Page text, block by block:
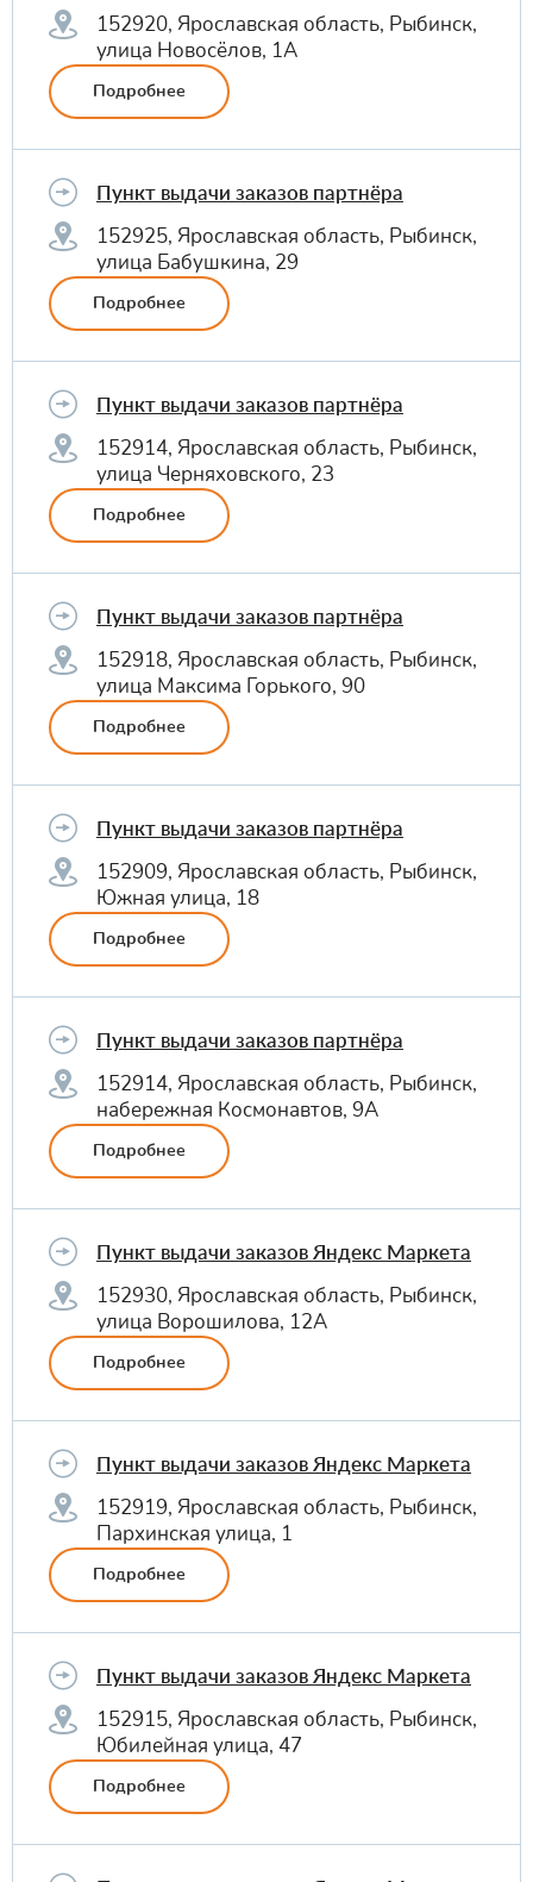
152920, Ярославская область, Рыбинск,
улица Новосёлов, 1А
Подробнее
Пункт выдачи заказов партнёра
152925, Ярославская область, Рыбинск,
улица Бабушкина, 29
Подробнее
Пункт выдачи заказов партнёра
152914, Ярославская область, Рыбинск,
улица Черняховского, 23
Подробнее
Пункт выдачи заказов партнёра
152918, Ярославская область, Рыбинск,
улица Максима Горького, 90
Подробнее
Пункт выдачи заказов партнёра
152909, Ярославская область, Рыбинск,
Южная улица, 18
Подробнее
Пункт выдачи заказов партнёра
152914, Ярославская область, Рыбинск,
набережная Космонавтов, 9А
Подробнее
Пункт выдачи заказов Яндекс Маркета
152930, Ярославская область, Рыбинск,
улица Ворошилова, 12А
Подробнее
Пункт выдачи заказов Яндекс Маркета
152919, Ярославская область, Рыбинск,
Пархинская улица, 1
Подробнее
Пункт выдачи заказов Яндекс Маркета
152915, Ярославская область, Рыбинск,
Юбилейная улица, 47
Подробнее